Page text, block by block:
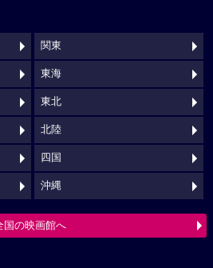
関東
東海
東北
北陸
四国
沖縄
国の映画館へ